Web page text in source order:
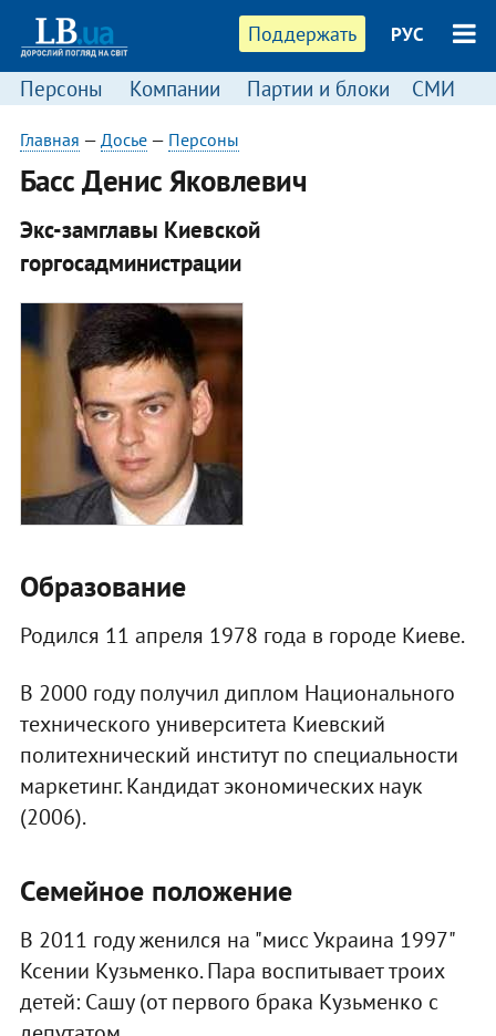
Поддержать РУС
Персоны Компании Партии и блоки СМИ
Главная — Досье— Персоны
Басс Денис Яковлевич
Экс-замглавы Киевской
горгосадминистрации
Образование
Родился 11 апреля 1978 года в городе Киеве.
В 2000 году получил диплом Национального
технического университета Киевский
политехнический институт по специальности
маркетинг. Кандидат экономических наук
(2006).
Семейное положение
В 2011 году женился на "мисс Украина 1997"
Ксении Кузьменко. Пара воспитывает троих
детей: Сашу (от первого брака Кузьменко с